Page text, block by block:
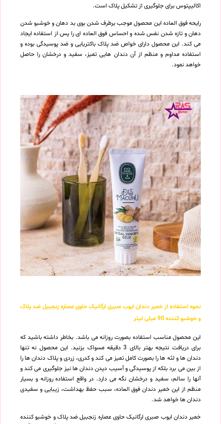
اکالیپتوس برای جلوگیری از تشکیل پلاک است.
رایحه فوق العاده این محصول موجب برطرف شدن بوی بد دهان و خوشبو شدن
دهان و تازه شدن نفس شده و احساس فوق العاده ای را پس از استفاده ایجاد
می کند. این محصول دارای خواص ضد پلاک باکتریایی و ضد پوسیدگی بوده و
استفاده مداوم و منظم از آن دندان هایی تمیز، سفید و درخشان را حاصل
خواهد نمود.
نحوه استفاده از خمیر دندان ایوب صبری ارگانیک حاوی عصاره زنجبیل ضد پلاک
و خوشبو کننده 90 میلی لیتر
این محصول مناسب استفاده بصورت روزانه می باشد. بخاطر داشته باشید که
برای دریافت نتیجه بهتر بالای 3 دقیقه مسواک بزنید. این محصول نه تنها
دندان ها و لثه ها را بصورت کامل تمیز می کند و کدری، زردی و پلاک دندان ها را
از بین می برد بلکه از پوسیدگی و آسیب دیدن دندان ها نیز جلوگیری می کند و
آنها را سالم، سفید و درخشان نگه می دارد. در واقع استفاده روزانه و بسیار
منظم از این خمیر دندان فوق العاده، سبب حفظ بهداشت، زیبایی و سفیدی
دندان ها خواهد شد.
خمیر دندان ایوب صبری ارگانیک حاوی عصاره زنجبیل ضد پلاک و خوشبو کننده